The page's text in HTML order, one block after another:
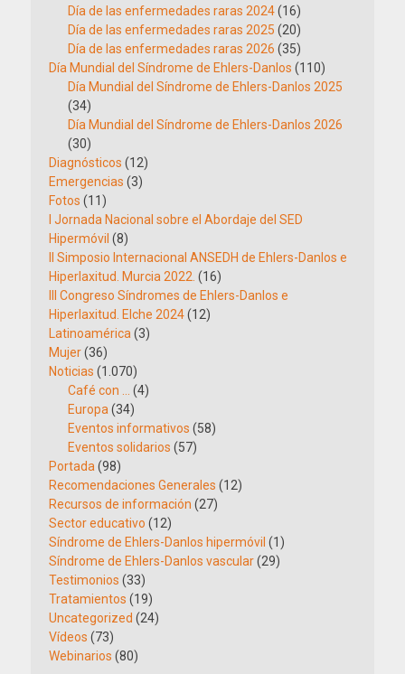
Día de las enfermedades raras 2024(16)
Día de las enfermedades raras 2025 (20)
Día de las enfermedades raras 2026 (35)
Día Mundial del Síndrome de Ehlers-Danlos (110)
Día Mundial del Síndrome de Ehlers-Danlos 2025
(34)
Día Mundial del Síndrome de Ehlers-Danlos 2026
(30)
Diagnósticos (12)
Emergencias (3)
Fotos (11)
I Jornada Nacional sobre el Abordaje del SED
Hipermóvil (8)
II Simposio Internacional ANSEDH de Ehlers-Danlos e
Hiperlaxitud. Murcia 2022. (16)
III Congreso Síndromes de Ehlers-Danlos e
Hiperlaxitud. Elche 2024(12)
Latinoamérica (3)
Mujer(36)
Noticias (1.070)
Café con …
(4)
Europa (34)
Eventos informativos (58)
Eventos solidarios (57)
Portada (98)
Recomendaciones Generales (12)
Recursos de información (27)
Sector educativo (12)
Síndrome de Ehlers-Danlos hipermóvil (1)
Síndrome de Ehlers-Danlos vascular(29)
Testimonios (33)
Tratamientos (19)
Uncategorized (24)
Vídeos (73)
Webinarios (80)